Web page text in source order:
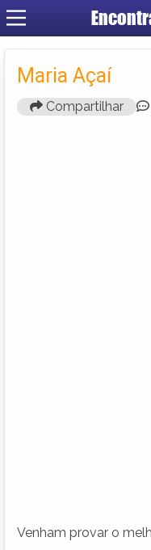
Maria Açaí
Compartilhar
Venham provar o